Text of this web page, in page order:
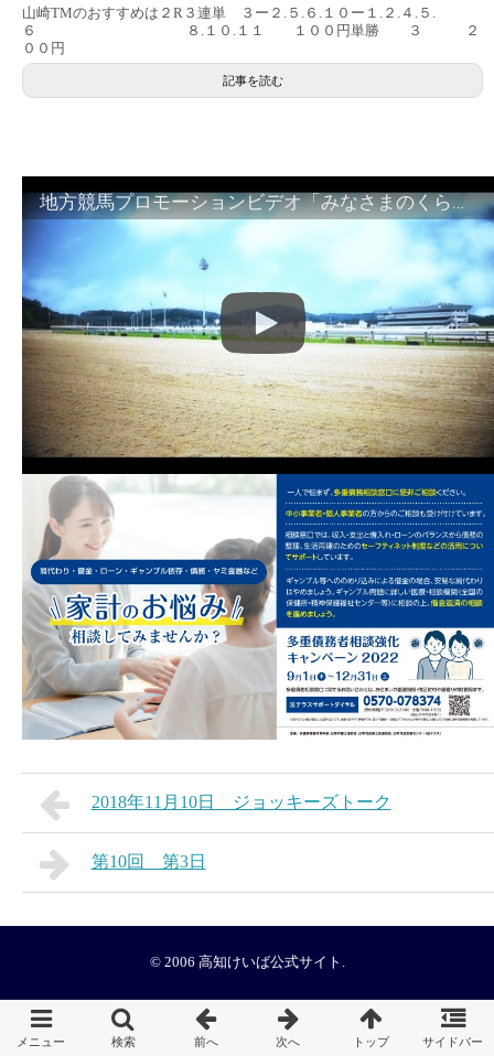
山崎TMのおすすめは２R３連単 ３ー２.５.６.１０ー１.２.４.５.
６ ８.１０.１１ １００円単勝 ３ ２
００円
記事を読む
地方競馬プロモーションビデオ「みなさまのくらしのために」30秒篇｜NAR公式
2018年11月10日 ジョッキーズトーク
第10回 第3日
© 2006 高知けいば公式サイト .